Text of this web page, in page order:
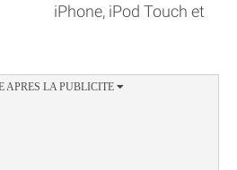
iPhone, iPod Touch et